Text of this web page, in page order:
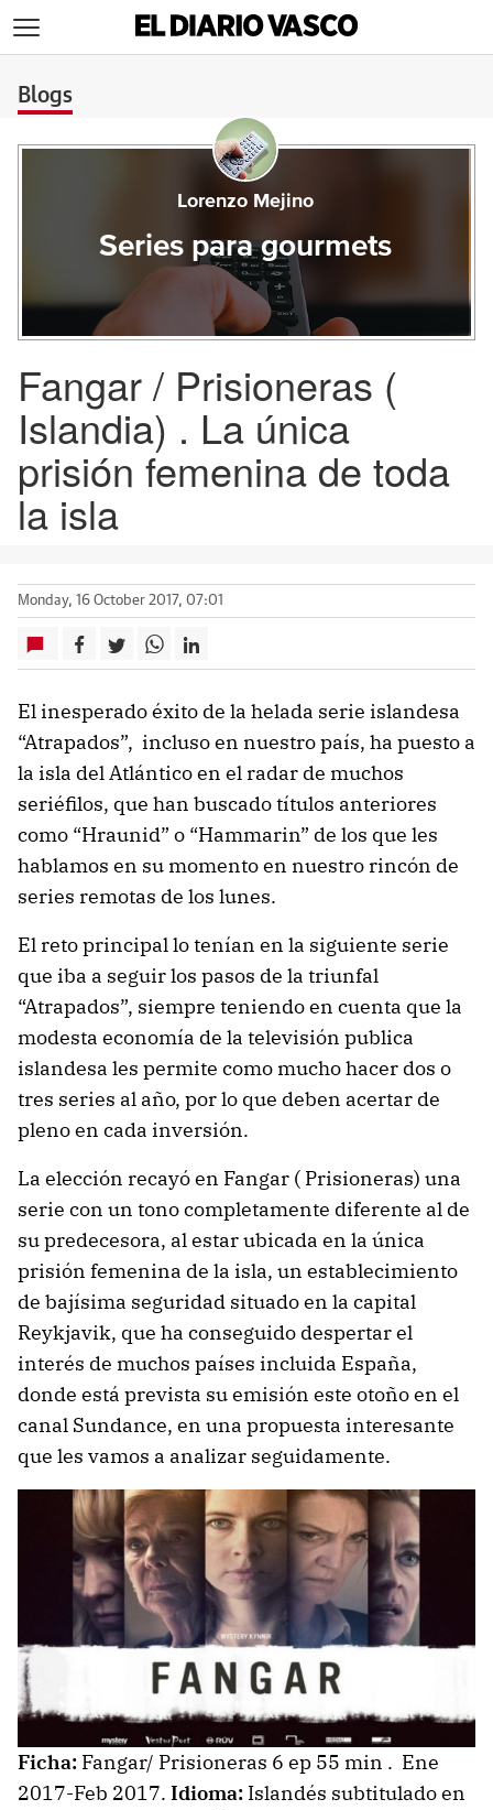
Blogs
Lorenzo Mejino
Series para gourmets
Fangar / Prisioneras (
Islandia) . La única
prisión femenina de toda
la isla
Monday, 16 October 2017, 07:01
El inesperado éxito de la helada serie islandesa
“Atrapados”, incluso en nuestro país, ha puesto a
la isla del Atlántico en el radar de muchos
seriéfilos, que han buscado títulos anteriores
como “Hraunid” o “Hammarin” de los que les
hablamos en su momento en nuestro rincón de
series remotas de los lunes.
El reto principal lo tenían en la siguiente serie
que iba a seguir los pasos de la triunfal
“Atrapados”, siempre teniendo en cuenta que la
modesta economía de la televisión publica
islandesa les permite como mucho hacer dos o
tres series al año, por lo que deben acertar de
pleno en cada inversión.
La elección recayó en Fangar ( Prisioneras) una
serie con un tono completamente diferente al de
su predecesora, al estar ubicada en la única
prisión femenina de la isla, un establecimiento
de bajísima seguridad situado en la capital
Reykjavik, que ha conseguido despertar el
interés de muchos países incluida España,
donde está prevista su emisión este otoño en el
canal Sundance, en una propuesta interesante
que les vamos a analizar seguidamente.
Ficha: Fangar/ Prisioneras 6 ep 55 min . Ene
2017-Feb 2017. Idioma: Islandés subtitulado en